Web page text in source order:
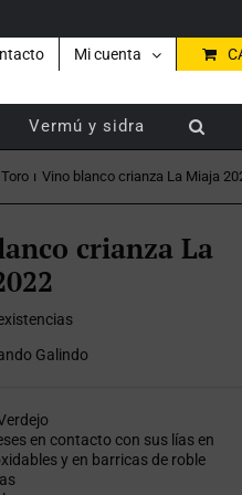
Mi cuenta
Vermú y sidra
Toro Vino blanco crianza La Miaja
crianza La
Galindo
en contacto con sus lías en
y en barricas de roble